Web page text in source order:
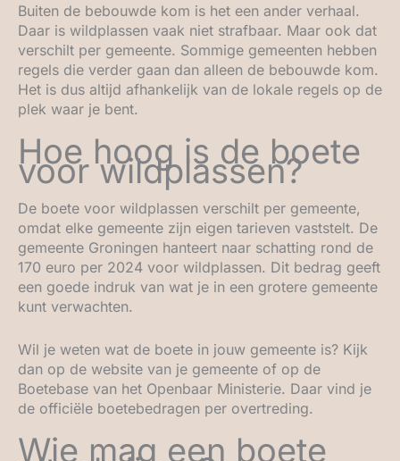
Buiten de bebouwde kom is het een ander verhaal.
Daar is wildplassen vaak niet strafbaar. Maar ook dat
verschilt per gemeente. Sommige gemeenten hebben
regels die verder gaan dan alleen de bebouwde kom.
Het is dus altijd afhankelijk van de lokale regels op de
plek waar je bent.
Hoe hoog is de boete
voor wildplassen?
De boete voor wildplassen verschilt per gemeente,
omdat elke gemeente zijn eigen tarieven vaststelt. De
gemeente Groningen hanteert naar schatting rond de
170 euro per 2024 voor wildplassen. Dit bedrag geeft
een goede indruk van wat je in een grotere gemeente
kunt verwachten.
Wil je weten wat de boete in jouw gemeente is? Kijk
dan op de website van je gemeente of op de
Boetebase van het Openbaar Ministerie. Daar vind je
de officiële boetebedragen per overtreding.
Wie mag een boete